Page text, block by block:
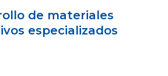
de materiales
especializados